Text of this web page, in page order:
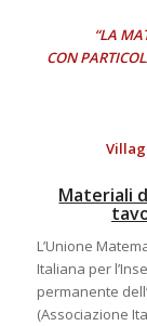
“LA
CON
Materiali
L’Unione
Italiana per
permanente
(Associazione